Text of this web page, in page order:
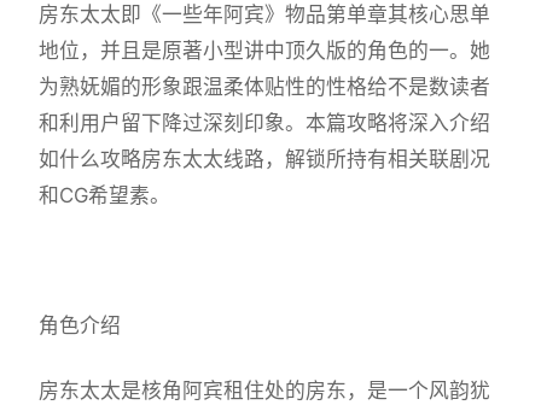
房东太太即《一些年阿宾》物品第单章其核心思单
地位，并且是原著小型讲中顶久版的角色的一。她
为熟妩媚的形象跟温柔体贴性的性格给不是数读者
和利用户留下降过深刻印象。本篇攻略将深入介绍
如什么攻略房东太太线路，解锁所持有相关联剧况
和CG希望素。
角色介绍
房东太太是核角阿宾租住处的房东，是一个风韵犹